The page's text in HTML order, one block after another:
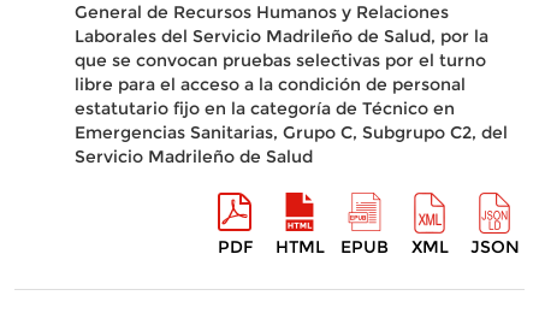
General de Recursos Humanos y Relaciones
Laborales del Servicio Madrileño de Salud, por la
que se convocan pruebas selectivas por el turno
libre para el acceso a la condición de personal
estatutario fijo en la categoría de Técnico en
Emergencias Sanitarias, Grupo C, Subgrupo C2, del
Servicio Madrileño de Salud
PDF HTML EPUB XML JSON